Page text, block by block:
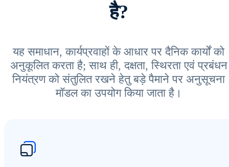
है?
यह समाधान, कार्यप्रवाहों के आधार पर दैनिक कार्यों को
अनुकूलित करता है; साथ ही, दक्षता, स्थिरता एवं प्रबंधन
नियंत्रण को संतुलित रखने हेतु बड़े पैमाने पर अनुसूचना
मॉडल का उपयोग किया जाता है।